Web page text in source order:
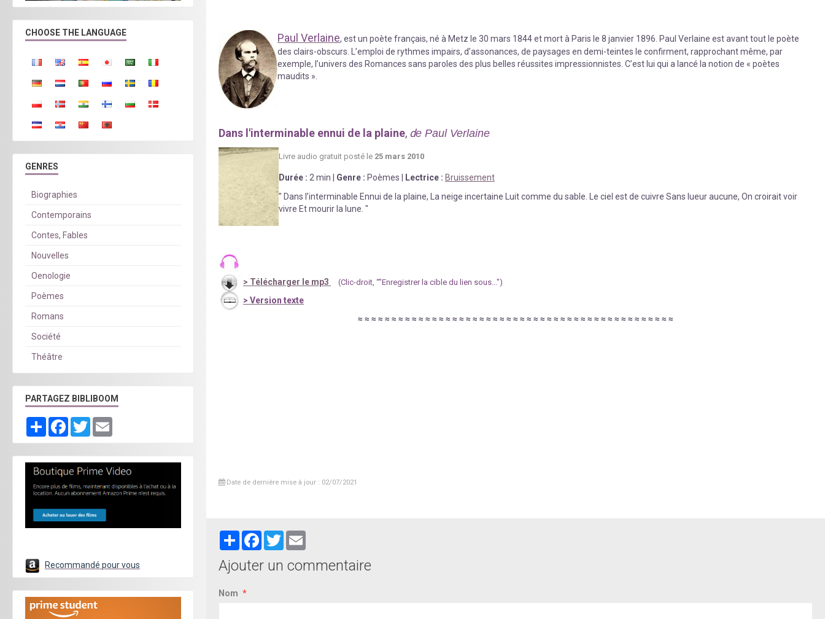
Paul Verlaine, est un poète français, né à Metz le 30 mars 1844 et mort à Paris le 8 janvier 1896. Paul Verlaine est avant tout le poète
des clairs-obscurs. L’emploi de rythmes impairs, d’assonances, de paysages en demi-teintes le confirment, rapprochant même, par
exemple, l’univers des Romances sans paroles des plus belles réussites impressionnistes. C’est lui qui a lancé la notion de « poètes
maudits ».
Dans l'interminable ennui de la plaine, de Paul Verlaine
Livre aud io gratuit posté le 25 mars 2010
Durée : 2 min Genre : Poèmes Lectrice : Bruissement
" Dans l’interminable Ennui de la plaine, La neige incertaine Luit comme du sable. Le ciel est de cuivre Sans lueur aucune, On croirait voir
vivre Et mourir la lune. "
> Télécharger le mp3 (Clic-droit, “"Enregistrer la cible du lien sous...")
> Version texte
≈ ≈ ≈ ≈ ≈ ≈ ≈ ≈ ≈ ≈ ≈ ≈ ≈ ≈ ≈ ≈ ≈ ≈ ≈ ≈ ≈ ≈ ≈ ≈ ≈ ≈ ≈ ≈ ≈ ≈ ≈ ≈ ≈ ≈ ≈ ≈ ≈ ≈ ≈ ≈ ≈ ≈ ≈ ≈ ≈ ≈ ≈
Date de dernière mise à jour : 02/07/2021
PartagerFacebook
Twitter
Ajouter un commentaire
Nom
CHOOSE THE LANGUAGE
GENRES
Biographies
Contemporains
Contes, Fables
Nouvelles
Oenologie
Poèmes
Romans
Société
Théâtre
PARTAGEZ BIBLIBOOM
PartagerFacebook
Twitter
Recommandé pour vous